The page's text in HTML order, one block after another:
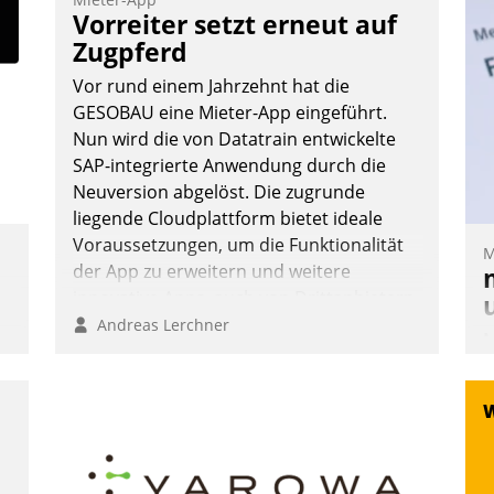
Teilnehmer kurzweilige Einblicke in
innovative Cloud-Strategien und -
Lösungen mit hohem Zukunftspotenzial.
Andreas Lerchner
Vorreiter setzt erneut auf
Zugpferd
Vor rund einem Jahrzehnt hat die
GESOBAU eine Mieter-App eingeführt.
Nun wird die von Datatrain entwickelte
SAP-integrierte Anwendung durch die
Neuversion abgelöst. Die zugrunde
liegende Cloudplattform bietet ideale
Voraussetzungen, um die Funktionalität
der App zu erweitern und weitere
in SAP zu integrieren.
Andreas Lerchner